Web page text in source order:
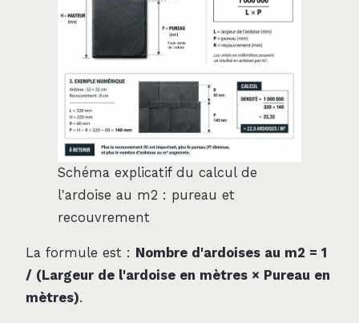
Schéma explicatif du calcul de
l'ardoise au m2 : pureau et
recouvrement
La formule est : Nombre d'ardoises au m2 = 1
/ (Largeur de l'ardoise en mètres × Pureau en
mètres).